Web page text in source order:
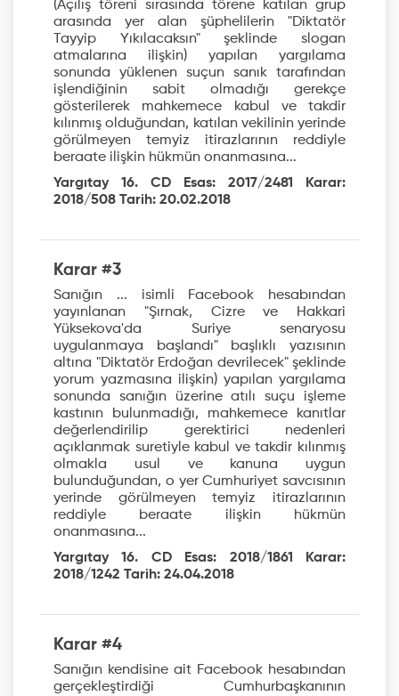
(Açılış töreni sırasında törene katılan grup
arasında yer alan şüphelilerin "Diktatör
Tayyip Yıkılacaksın" şeklinde slogan
atmalarına ilişkin) yapılan yargılama
sonunda yüklenen suçun sanık tarafından
işlendiğinin sabit olmadığı gerekçe
gösterilerek mahkemece kabul ve takdir
kılınmış olduğundan, katılan vekilinin yerinde
görülmeyen temyiz itirazlarının reddiyle
beraate ilişkin hükmün onanmasına...
Yargıtay 16. CD Esas: 2017/2481 Karar:
2018/508 Tarih: 20.02.2018
Karar #3
Sanığın ... isimli Facebook hesabından
yayınlanan "Şırnak, Cizre ve Hakkari
Yüksekova'da Suriye senaryosu
uygulanmaya başlandı" başlıklı yazısının
altına "Diktatör Erdoğan devrilecek" şeklinde
yorum yazmasına ilişkin) yapılan yargılama
sonunda sanığın üzerine atılı suçu işleme
kastının bulunmadığı, mahkemece kanıtlar
değerlendirilip gerektirici nedenleri
açıklanmak suretiyle kabul ve takdir kılınmış
olmakla usul ve kanuna uygun
bulunduğundan, o yer Cumhuriyet savcısının
yerinde görülmeyen temyiz itirazlarının
reddiyle beraate ilişkin hükmün
onanmasına...
Yargıtay 16. CD Esas: 2018/1861 Karar:
2018/1242 Tarih: 24.04.2018
Karar #4
Sanığın kendisine ait Facebook hesabından
gerçekleştirdiği Cumhurbaşkanının